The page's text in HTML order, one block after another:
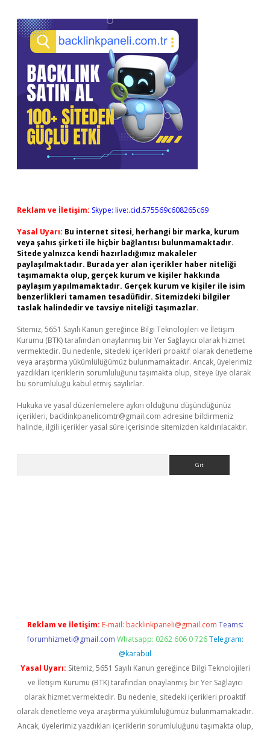
Reklam ve İletişim: Skype: live:.cid.575569c608265c69
Yasal Uyarı: Bu internet sitesi, herhangi bir marka, kurum
veya şahıs şirketi ile hiçbir bağlantısı bulunmamaktadır.
Sitede yalnızca kendi hazırladığımız makaleler
paylaşılmaktadır. Burada yer alan içerikler haber niteliği
taşımamakta olup, gerçek kurum ve kişiler hakkında
paylaşım yapılmamaktadır. Gerçek kurum ve kişiler ile isim
benzerlikleri tamamen tesadüfidir. Sitemizdeki bilgiler
taslak halindedir ve tavsiye niteliği taşımazlar.
Sitemiz, 5651 Sayılı Kanun gereğince Bilgi Teknolojileri ve İletişim
Kurumu (BTK) tarafından onaylanmış bir Yer Sağlayıcı olarak hizmet
vermektedir. Bu nedenle, sitedeki içerikleri proaktif olarak denetleme
veya araştırma yükümlülüğümüz bulunmamaktadır. Ancak, üyelerimiz
yazdıkları içeriklerin sorumluluğunu taşımakta olup, siteye üye olarak
bu sorumluluğu kabul etmiş sayılırlar.
Hukuka ve yasal düzenlemelere aykırı olduğunu düşündüğünüz
içerikleri, backlinkpanelicomtr@gmail.com adresine bildirmeniz
halinde, ilgili içerikler yasal süre içerisinde sitemizden kaldırılacaktır.
Reklam ve İletişim: E-mail: backlinkpaneli@gmail.com Teams:
forumhizmeti@gmail.com Whatsapp: 0262 606 0 726 Telegram:
@karabul
Yasal Uyarı: Sitemiz, 5651 Sayılı Kanun gereğince Bilgi Teknolojileri
ve İletişim Kurumu (BTK) tarafından onaylanmış bir Yer Sağlayıcı
olarak hizmet vermektedir. Bu nedenle, sitedeki içerikleri proaktif
olarak denetleme veya araştırma yükümlülüğümüz bulunmamaktadır.
Ancak, üyelerimiz yazdıkları içeriklerin sorumluluğunu taşımakta olup,